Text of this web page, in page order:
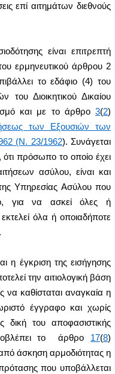
επί αιτημάτων διεθνούς
είναι επιτρεπτή
ερμηνευτικού άρθρου 2
το εδάφιο (4) του
Διοικητικού Δικαίου
και με το άρθρο 3(2)
των Εξουσιών των
(Ν. 23/1962). Συνάγεται
πρόσωπο το οποίο έχει
ασύλου, είναι και
Υπηρεσίας Ασύλου που
για να ασκεί όλες ή
όλα ή οποιαδήποτε
η έγκριση της εισήγησης
την αιτιολογική βάση
να καθίσταται αναγκαία η
έγγραφο και χωρίς
δική του αποφασιστικής
το άρθρο 17(8)
άσκηση αρμοδιότητας η
που υποβάλλεται